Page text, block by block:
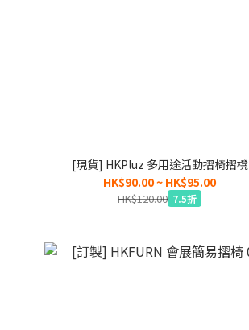
[現貨] HKPluz 多用途活動摺椅摺櫈
HK$90.00 ~ HK$95.00
HK$120.00 7.5折